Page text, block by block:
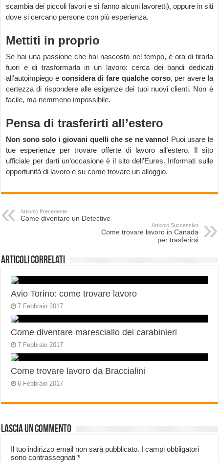
scambia dei piccoli favori e si fanno alcuni lavoretti), oppure in siti
dove si cercano persone con più esperienza.
Mettiti in proprio
Se hai una passione che hai nascosto nel tempo, è ora di tirarla
fuori e di trasformarla in un lavoro: cerca dei bandi dedicati
all’autoimpiego e considera di fare qualche corso, per avere la
certezza di rispondere alle esigenze dei tuoi nuovi clienti. Non è
facile, ma nemmeno impossibile.
Pensa di trasferirti all’estero
Non sono solo i giovani quelli che se ne vanno! Puoi usare le
tue esperienze per trovare offerte di lavoro all’estero. Il sito
ufficiale per darti un’occasione è il sito dell’Eures. Informati sulle
opportunità di lavoro e su come trovare un alloggio.
Articolo Precedente
Come diventare un Detective
Articolo Successivo
Come trovare lavoro in Canada
per trasferirsi
Articoli correlati
Avio Torino: come trovare lavoro
7 Febbraio 2017
Come diventare maresciallo dei carabinieri
7 Febbraio 2017
Come trovare lavoro da Braccialini
6 Febbraio 2017
Lascia un commento
Il tuo indirizzo email non sarà pubblicato. I campi obbligatori
sono contrassegnati*